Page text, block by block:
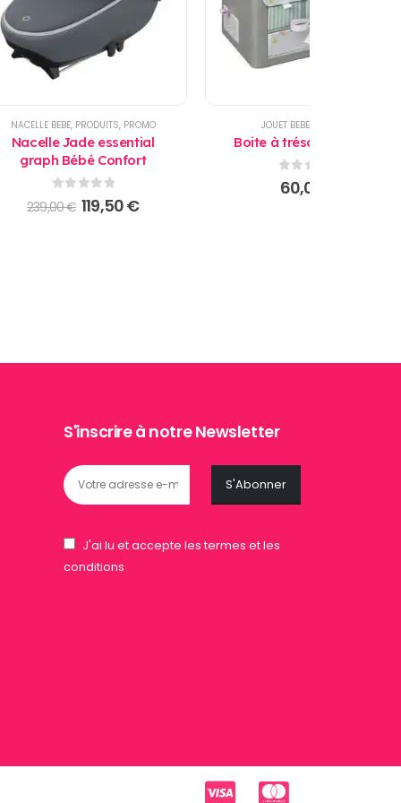
NACELLE BEBE, PRODUITS, PROMO
Nacelle Jade essential
graph Bébé Confort
sur 5
239,00€ Le
prix
119,50€Le
JOUET BEBE,
Boite à trésors Baby Art
0sur 5
60,00
S'inscrire à notre Newsletter
J'ai lu et accepte les termes et les
conditions